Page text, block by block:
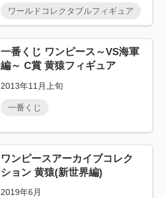
ワールドコレクタブルフィギュア
一番くじ ワンピース～VS海軍
編～ C賞 黄猿フィギュア
2013年11月上旬
一番くじ
ワンピースアーカイブコレク
ション 黄猿(新世界編)
2019年6月